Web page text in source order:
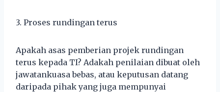
3. Proses rundingan terus
Apakah asas pemberian projek rundingan
terus kepada TI? Adakah penilaian dibuat oleh
jawatankuasa bebas, atau keputusan datang
daripada pihak yang juga mempunyai